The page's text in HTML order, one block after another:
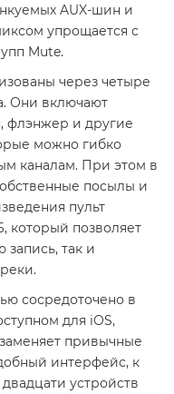
AUX-шин и
упрощается с
Mute.
через четыре
Они включают
флэнжер и другие
можно гибко
каналам. При этом в
посылы и
пульт
который позволяет
запись, так и
сосредоточено в
для iOS,
привычные
интерфейс, к
устройств